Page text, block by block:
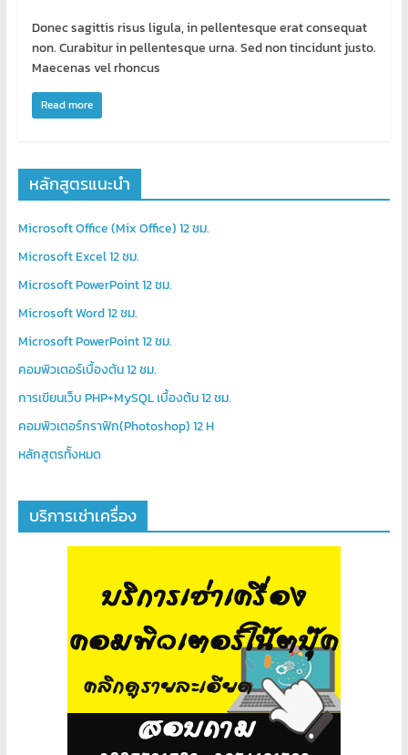
Donec sagittis risus ligula, in pellentesque erat consequat
non. Curabitur in pellentesque urna. Sed non tincidunt justo.
Maecenas vel rhoncus
Read more
หลักสูตรแนะนำ
Microsoft Office (Mix Office) 12 ชม.
Microsoft Excel 12 ชม.
Microsoft PowerPoint 12 ชม.
Microsoft Word 12 ชม.
Microsoft PowerPoint 12 ชม.
คอมพิวเตอร์เบื้องต้น 12 ชม.
การเขียนเว็บ PHP+MySQL เบื้องต้น 12 ชม.
คอมพิวเตอร์กราฟิก(Photoshop) 12 H
หลักสูตรท้ังหมด
บริการเช่าเครื่อง